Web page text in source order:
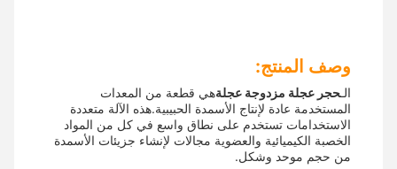
وصف المنتج:
حجر عجلة مزدوجة عجلة هي قطعة من المعدات
المستخدمة عادة لإنتاج الأسمدة الحبيبية.هذه الآلة متعددة
الاستخدامات تستخدم على نطاق واسع في كل من المواد
الخصبة الكيميائية والعضوية مجالات لإنشاء جزيئات الأسمدة
من حجم موحد وشكل.